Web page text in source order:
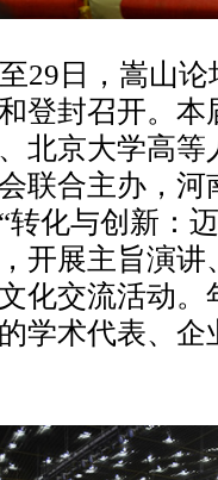
29日，嵩山
登封召开。
北京大学高
联合主办，
转化与创新：
开展主旨演
化交流活动
学术代表、